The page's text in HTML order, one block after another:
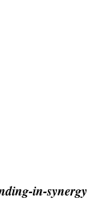
in-synergy